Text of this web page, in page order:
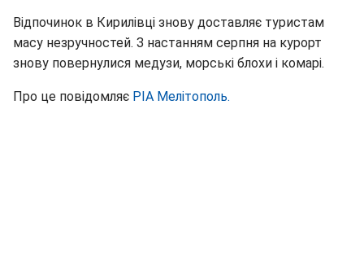
Відпочинок в Кирилівці знову доставляє туристам
масу незручностей. З настанням серпня на курорт
знову повернулися медузи, морські блохи і комарі.
Про це повідомляє РІА Мелітополь.